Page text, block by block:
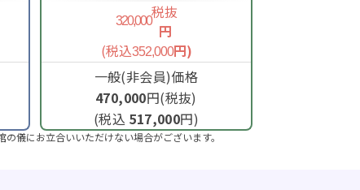
320,000税抜
円
(税込352,000円)
一般(非会員)価格
470,000円(税抜)
(税込 517,000円)
儀にお立合いいただけない場合がございます。